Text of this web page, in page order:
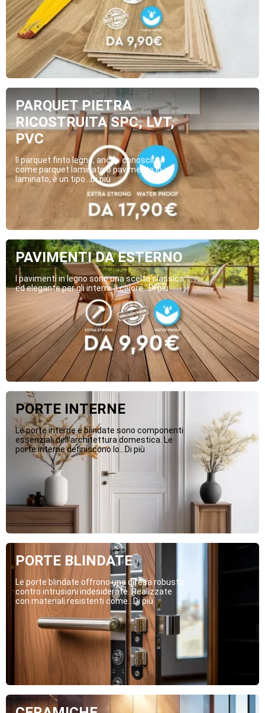
PARQUET PIETRA
RICOSTRUITA SPC, LVT,
PVC
Il parquet finto legno, anche conosciuto
come parquet laminato o pavimento in
laminato, è un tipo...Di più
PAVIMENTI DA ESTERNO
I pavimenti in legno sono una scelta classica
ed elegante per gli interni. Il calore...Di più
PORTE INTERNE
Le porte interne e blindate sono componenti
essenziali dell’architettura domestica. Le
porte interne definiscono lo...Di più
PORTE BLINDATE
Le porte blindate offrono una difesa robusta
contro intrusioni indesiderate. Realizzate
con materiali resistenti come...Di più